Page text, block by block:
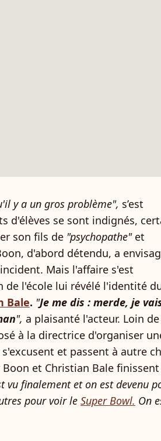
y a un gros problème", s’est
d'élèves se sont indignés,
son fils de "psychopathe"et
d'abord détendu, a
Mais l'affaire s'est
l'école lui révélé l'identité
Bale. "Je me dis : merde, je
", a plaisanté l'acteur. Loin
à la directrice d'organiser
et passent à autre
et Christian Bale finissent
vu finalement et on est devenu
pour voir le Super Bowl. On